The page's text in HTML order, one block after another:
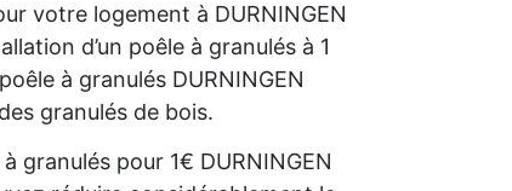
votre logement à DURNINGEN
d’un poêle à granulés à 1
à granulés DURNINGEN
granulés de bois.
granulés pour 1€ DURNINGEN